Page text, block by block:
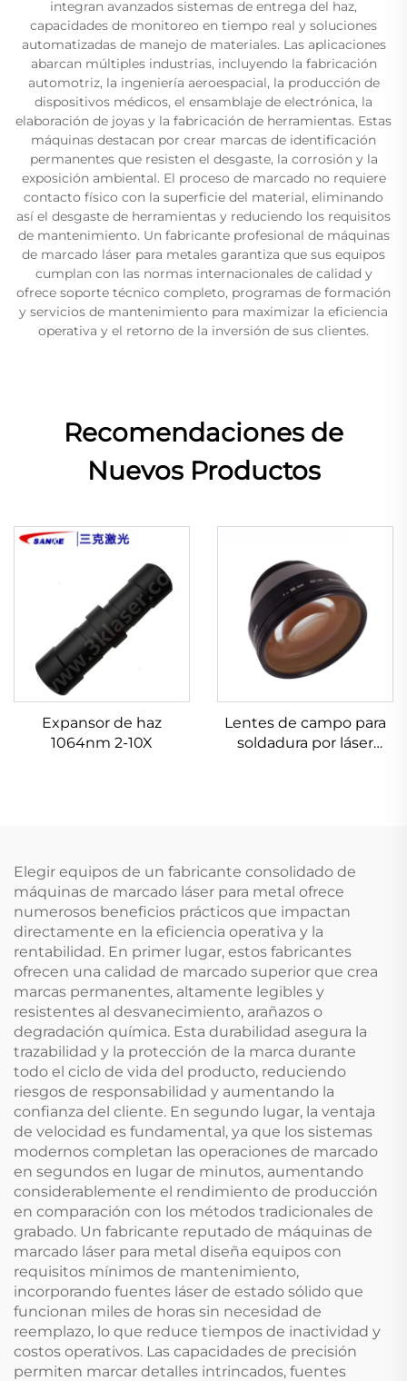
integran avanzados sistemas de entrega del haz,
capacidades de monitoreo en tiempo real y soluciones
automatizadas de manejo de materiales. Las aplicaciones
abarcan múltiples industrias, incluyendo la fabricación
automotriz, la ingeniería aeroespacial, la producción de
dispositivos médicos, el ensamblaje de electrónica, la
elaboración de joyas y la fabricación de herramientas. Estas
máquinas destacan por crear marcas de identificación
permanentes que resisten el desgaste, la corrosión y la
exposición ambiental. El proceso de marcado no requiere
contacto físico con la superficie del material, eliminando
así el desgaste de herramientas y reduciendo los requisitos
de mantenimiento. Un fabricante profesional de máquinas
de marcado láser para metales garantiza que sus equipos
cumplan con las normas internacionales de calidad y
ofrece soporte técnico completo, programas de formación
y servicios de mantenimiento para maximizar la eficiencia
operativa y el retorno de la inversión de sus clientes.
Recomendaciones de
Nuevos Productos
Expansor de haz
1064nm 2-10X
Lentes de campo para
soldadura por láser
Elegir equipos de un fabricante consolidado de
máquinas de marcado láser para metal ofrece
numerosos beneficios prácticos que impactan
directamente en la eficiencia operativa y la
rentabilidad. En primer lugar, estos fabricantes
ofrecen una calidad de marcado superior que crea
marcas permanentes, altamente legibles y
resistentes al desvanecimiento, arañazos o
degradación química. Esta durabilidad asegura la
trazabilidad y la protección de la marca durante
todo el ciclo de vida del producto, reduciendo
riesgos de responsabilidad y aumentando la
confianza del cliente. En segundo lugar, la ventaja
de velocidad es fundamental, ya que los sistemas
modernos completan las operaciones de marcado
en segundos en lugar de minutos, aumentando
considerablemente el rendimiento de producción
en comparación con los métodos tradicionales de
grabado. Un fabricante reputado de máquinas de
marcado láser para metal diseña equipos con
requisitos mínimos de mantenimiento,
incorporando fuentes láser de estado sólido que
funcionan miles de horas sin necesidad de
reemplazo, lo que reduce tiempos de inactividad y
costos operativos. Las capacidades de precisión
permiten marcar detalles intrincados, fuentes